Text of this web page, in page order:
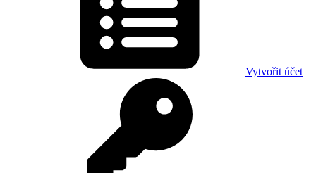
Vytvořit účet